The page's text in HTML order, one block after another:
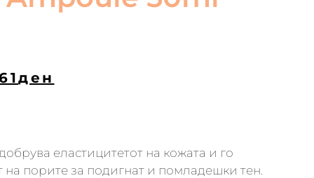
ден
еластицитетот на кожата и го
на порите за подигнат и помладешки тен.